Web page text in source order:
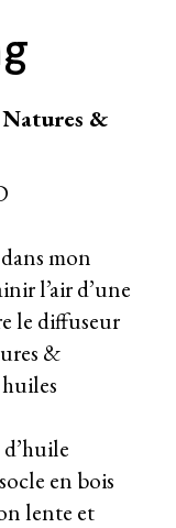
&
mon
l’air d’une
le diffuseur
&
en bois
lente et